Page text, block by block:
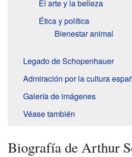
El arte y la belleza
Ética y política
Bienestar animal
Legado de Schopenhauer
Admiración por la cultura
Galería de imágenes
Véase también
Biografía de Arthur